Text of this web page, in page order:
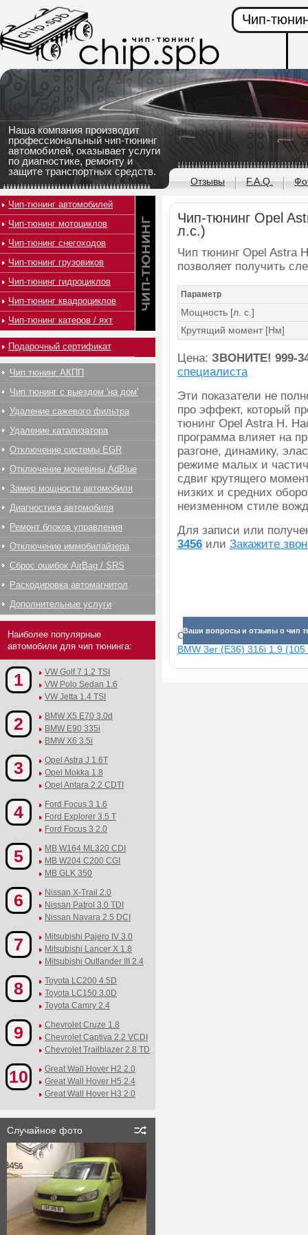
Наша компания производит
профессиональный чип-тюнинг
автомобилей, оказывает услуги
по диагностике, ремонту и
защите транспортных средств.
Чип-
Отзывы F.A.Q.
Чип-тюнинг Opel
л.с.)
Чип тюнинг Opel Astra
позволяет получить
Параметр
Мощность [л. с.]
Крутящий момент [Нм]
Цена: ЗВОНИТЕ! 999-
специалиста
Эти показатели не
про эффект, который
тюнинг Opel Astra H.
программа влияет на
разгоне, динамику,
режиме малых и
сдвиг крутящего
низких и средних
неизменном стиле
Для записи или
3456 или Закажите
Ваши вопросы и отзывы о чип
Смотрите прибавки для
BMW 3er (E36) 316i 1.9 (105
Чип-тюнинг автомобилей
Чип-тюнинг мотоциклов
Чип-тюнинг снегоходов
Чип-тюнинг грузовиков
Чип-тюнинг гидроциклов
Чип-тюнинг квадроциклов
Чип-тюнинг катеров / яхт
Подарочный сертификат
Чип тюнинг АКПП
Чип тюнинг с выездом 'на дом'
Удаление сажевого фильтра
Удаление катализатора
Отключение системы EGR
Отключение мочевины AdBlue
Замер мощности автомобиля
Диагностика автомобиля
Ремонт блоков управления
Отключение иммобилайзера
Сброс ошибок AirBag / SRS
Раскодировка автомагнитол
Дополнительные услуги
Наиболее популярные
автомобили для чип тюнинга:
1
VW Golf 7 1.2 TSI
VW Polo Sedan 1.6
VW Jetta 1.4 TSI
2
BMW X5 E70 3.0d
BMW E90 335i
BMW X6 3.5i
3
Opel Astra J 1.6T
Opel Mokka 1.8
Opel Antara 2.2 CDTI
4
Ford Focus 3 1.6
Ford Explorer 3.5 T
Ford Focus 3 2.0
5
MB W164 ML320 CDI
MB W204 C200 CGI
MB GLK 350
6
Nissan X-Trail 2.0
Nissan Patrol 3.0 TDI
Nissan Navara 2.5 DCI
7
Mitsubishi Pajero IV 3.0
Mitsubishi Lancer X 1.8
Mitsubishi Outlander III 2.4
8
Toyota LC200 4.5D
Toyota LC150 3.0D
Toyota Camry 2.4
9
Chevrolet Cruze 1.8
Chevrolet Captiva 2.2 VCDI
Chevrolet Trailblazer 2.8 TD
10
Great Wall Hover H2 2.0
Great Wall Hover H5 2.4
Great Wall Hover H3 2.0
Случайное фото